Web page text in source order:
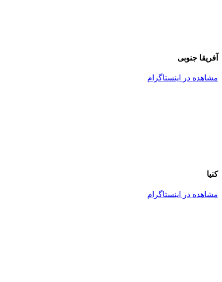
آفریقا جنوبی
مشاهده در اینستاگرام
کنیا
مشاهده در اینستاگرام